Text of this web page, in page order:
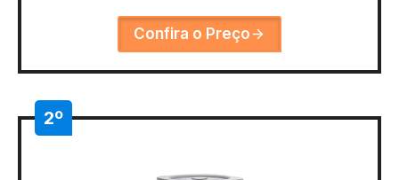
Confira o Preço
2º